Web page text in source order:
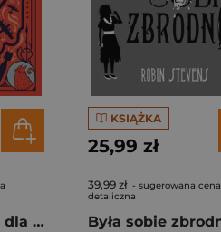
Ministerstwo Nie dla Dam. Tom 1
KSIĄŻKA
25,99 zł
39,99 zł - sugerowana cena
detaliczna